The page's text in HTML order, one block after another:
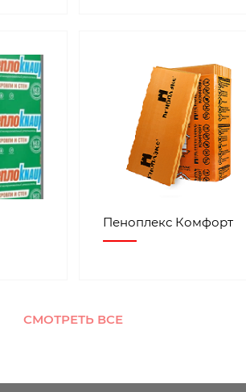
Пеноплекс Комфорт
СМОТРЕТЬ ВСЕ